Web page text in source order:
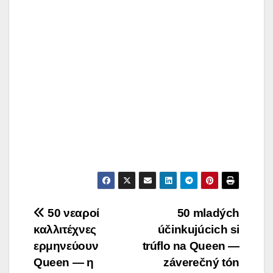
Post
navigation
50 mladých
účinkujúcich si
trúflo na Queen —
záverečný tón
50 νεαροί
καλλιτέχνες
ερμηνεύουν
Queen — η